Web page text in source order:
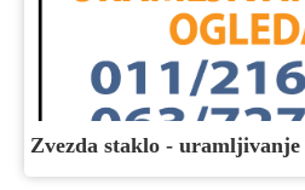
Zvezda staklo - uramljivanje